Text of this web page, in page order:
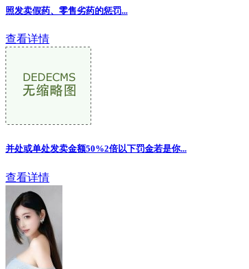
照发卖假药、零售劣药的惩罚...
查看详情
并处或单处发卖金额50%2倍以下罚金若是你...
查看详情